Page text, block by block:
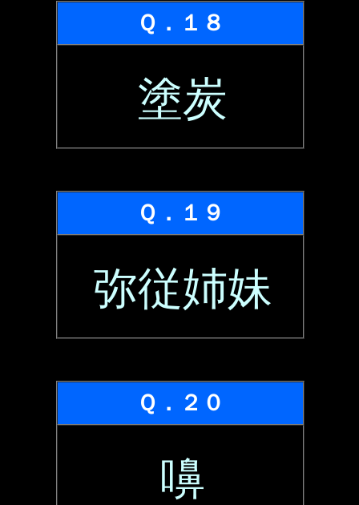
Ｑ．１８
塗炭
Ｑ．１９
弥従姉妹
Ｑ．２０
嚊